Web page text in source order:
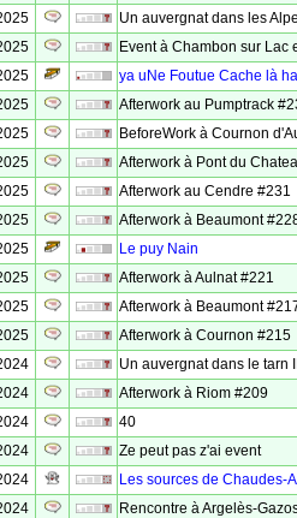
Un auvergnat dans les
Event à Chambon sur Lac
ya uNe Foutue Cache là
Afterwork au Pumptrack
BeforeWork à Cournon
Afterwork à Pont du
Afterwork au Cendre #231
Afterwork à Beaumont
Le puy Nain
Afterwork à Aulnat #221
Afterwork à Beaumont
Afterwork à Cournon #215
Un auvergnat dans le tarn III
Afterwork à Riom #209
40
Ze peut pas z'ai event
Les sources de Chaudes-
Rencontre à Argelès-